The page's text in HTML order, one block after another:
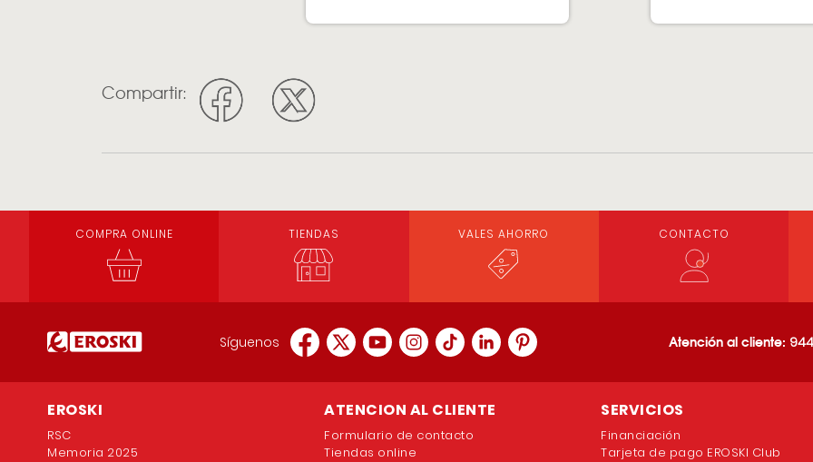
Compartir:
COMPRA ONLINE TIENDAS VALES AHORRO CONTACTO
Síguenos Atención al cliente:
EROSKI
RSC
Memoria 2025
ATENCION AL CLIENTE
Formulario de contacto
Tiendas online
SERVICIOS
Financiación
Tarjeta de pago EROSKI Club